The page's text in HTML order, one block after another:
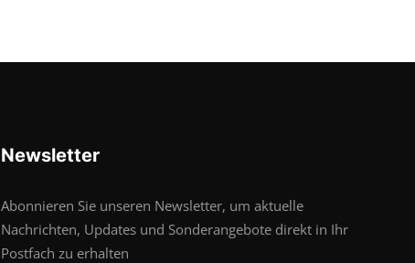
Newsletter
Abonnieren Sie unseren Newsletter, um aktuelle
Nachrichten, Updates und Sonderangebote direkt in Ihr
Postfach zu erhalten